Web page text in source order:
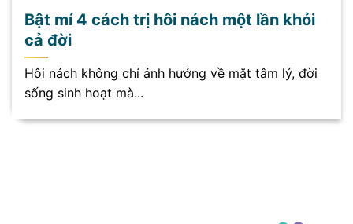
Bật mí 4 cách trị hôi nách một lần khỏi
cả đời
Hôi nách không chỉ ảnh hưởng về mặt tâm lý, đời
sống sinh hoạt mà...